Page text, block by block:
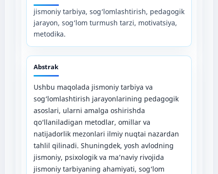
jismoniy tarbiya, sog‘lomlashtirish, pedagogik
jarayon, sog‘lom turmush tarzi, motivatsiya,
metodika.
Abstrak
Ushbu maqolada jismoniy tarbiya va
sog‘lomlashtirish jarayonlarining pedagogik
asoslari, ularni amalga oshirishda
qo‘llaniladigan metodlar, omillar va
natijadorlik mezonlari ilmiy nuqtai nazardan
tahlil qilinadi. Shuningdek, yosh avlodning
jismoniy, psixologik va ma’naviy rivojida
jismoniy tarbiyaning ahamiyati, sog‘lom